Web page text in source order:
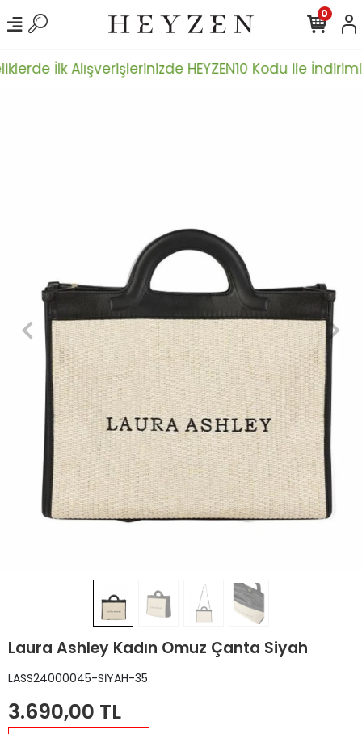
İlk Alışverişlerinizde HEYZEN10 Kodu ile
0
Laura Ashley Kadın Omuz Çanta Siyah
LASS24000045-SİYAH-35
3.690,00 TL